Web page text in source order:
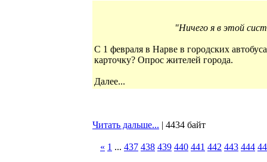
"Ничего я в этой
С 1 февраля в Нарве в городских
карточку? Опрос жителей города.
Далее...
Читать дальше... | 4434 байт
« 1 ... 437 438 439 440 441 442 443 444